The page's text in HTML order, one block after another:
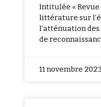
Intitulée «
littérature sur
l’atténuation
de
11 novembre 2023